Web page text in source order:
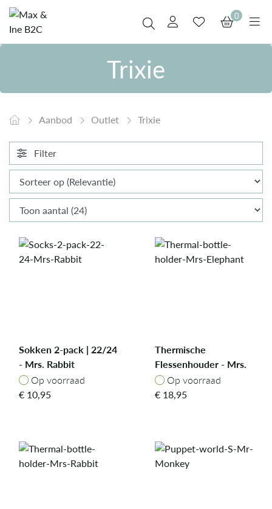
0
Trixie
Aanbod Outlet Trixie
Filter
Sokken 2-pack | 22/24
- Mrs. Rabbit
Op voorraad
Op voorraad
€ 10,95
Thermische
Flessenhouder - Mrs.
Elephant
Op voorraad
Op voorraad
€ 18,95